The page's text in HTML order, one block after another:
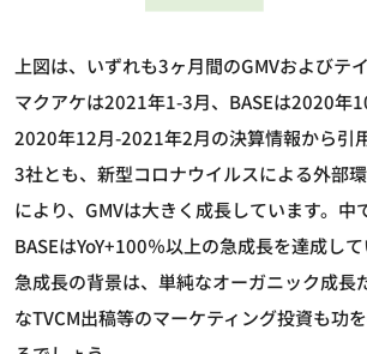
上図は、いずれも3ヶ月間のGMVおよびテ
マクアケは2021年1-3月、BASEは2020年
2020年12月-2021年2月の決算情報から引
3社とも、新型コロナウイルスによる外部
により、GMVは大きく成長しています。中
BASEはYoY+100％以上の急成長を達成し
急成長の背景は、単純なオーガニック成長
なTVCM出稿等のマーケティング投資も功